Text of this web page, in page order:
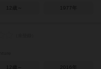
12歳～ 1977年
12歳～ 2016年